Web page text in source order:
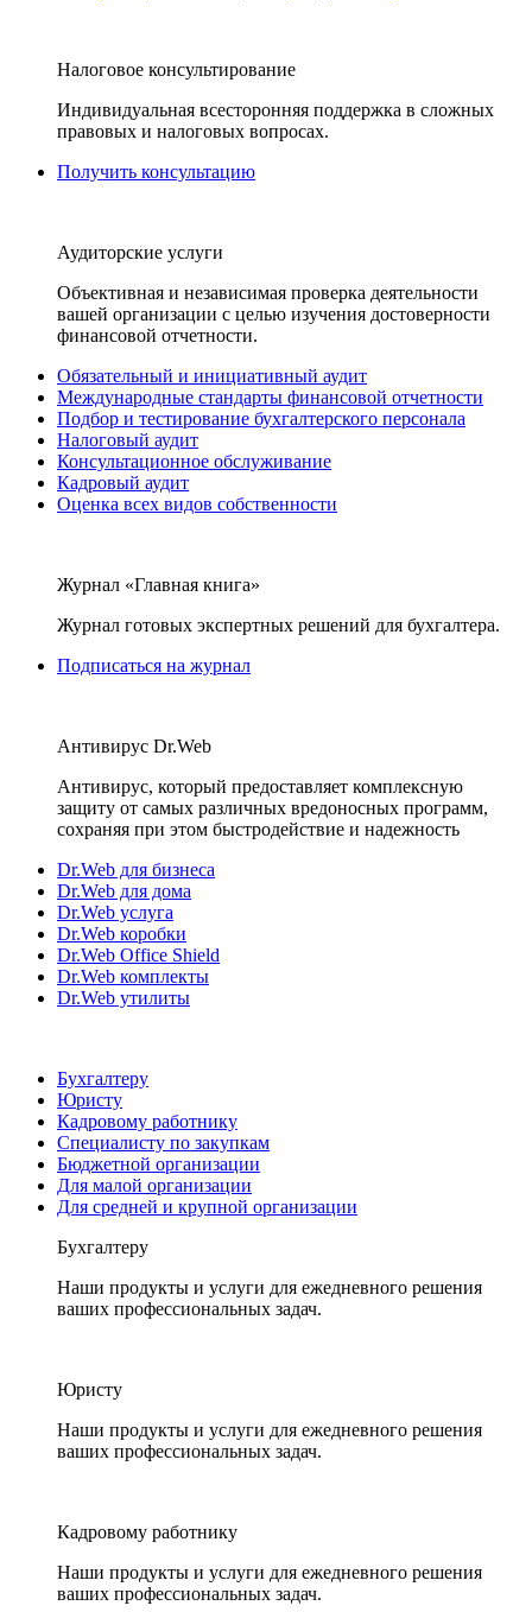
Налоговое консультирование
Индивидуальная всесторонняя поддержка в сложных
правовых и налоговых вопросах.
Получить консультацию
Аудиторские услуги
Объективная и независимая проверка деятельности
вашей организации с целью изучения достоверности
финансовой отчетности.
Обязательный и инициативный аудит
Международные стандарты финансовой отчетности
Подбор и тестирование бухгалтерского персонала
Налоговый аудит
Консультационное обслуживание
Кадровый аудит
Оценка всех видов собственности
Журнал «Главная книга»
Журнал готовых экспертных решений для бухгалтера.
Подписаться на журнал
Антивирус Dr.Web
Антивирус, который предоставляет комплексную
защиту от самых различных вредоносных программ,
сохраняя при этом быстродействие и надежность
Dr.Web для бизнеса
Dr.Web для дома
Dr.Web услуга
Dr.Web коробки
Dr.Web Office Shield
Dr.Web комплекты
Dr.Web утилиты
Бухгалтеру
Юристу
Кадровому работнику
Специалисту по закупкам
Бюджетной организации
Для малой организации
Для средней и крупной организации
Бухгалтеру
Наши продукты и услуги для ежедневного решения
ваших профессиональных задач.
Юристу
Наши продукты и услуги для ежедневного решения
ваших профессиональных задач.
Кадровому работнику
Наши продукты и услуги для ежедневного решения
ваших профессиональных задач.